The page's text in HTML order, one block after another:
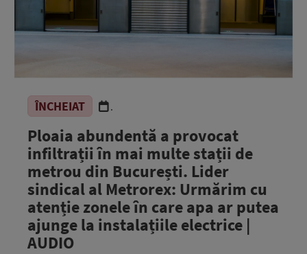
ÎNCHEIAT .
Ploaia abundentă a provocat
infiltrații în mai multe stații de
metrou din București. Lider
sindical al Metrorex: Urmărim cu
atenție zonele în care apa ar putea
ajunge la instalațiile electrice |
AUDIO